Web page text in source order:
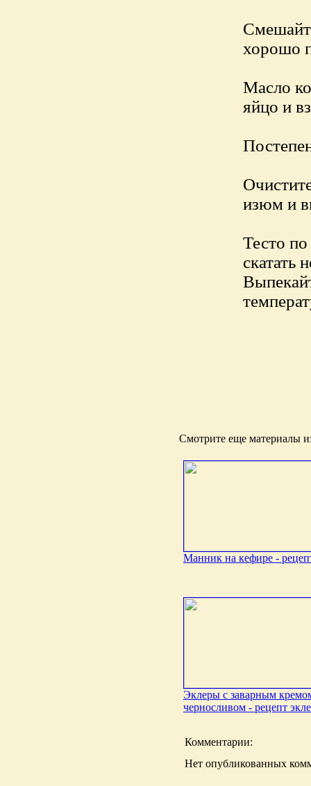
хорошо
Масло
яйцо и
изюм и
Тесто
скатать
Смотрите еще материалы
Манник на кефире -
Эклеры с заварным
черносливом - рецепт
Комментарии:
Нет опубликованных